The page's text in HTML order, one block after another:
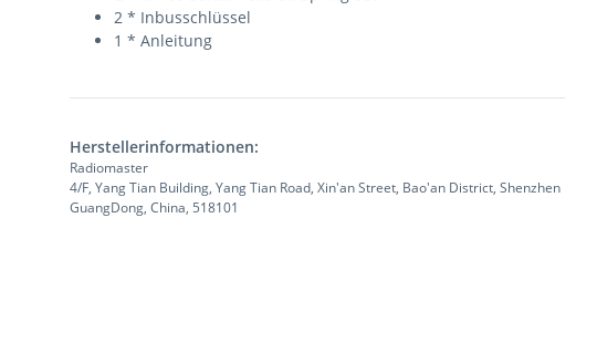
2 * Inbusschlüssel
1 * Anleitung
Herstellerinformationen:
Radiomaster
4/F, Yang Tian Building, Yang Tian Road, Xin'an Street, Bao'an District, Shenzhen
GuangDong, China, 518101